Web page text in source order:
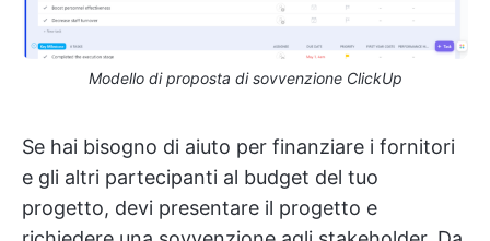
Modello di proposta di sovvenzione ClickUp
Se hai bisogno di aiuto per finanziare i fornitori
e gli altri partecipanti al budget del tuo
progetto, devi presentare il progetto e